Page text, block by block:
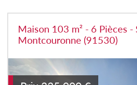
Maison 103 m² - 6 Pièces
Montcouronne (91530)